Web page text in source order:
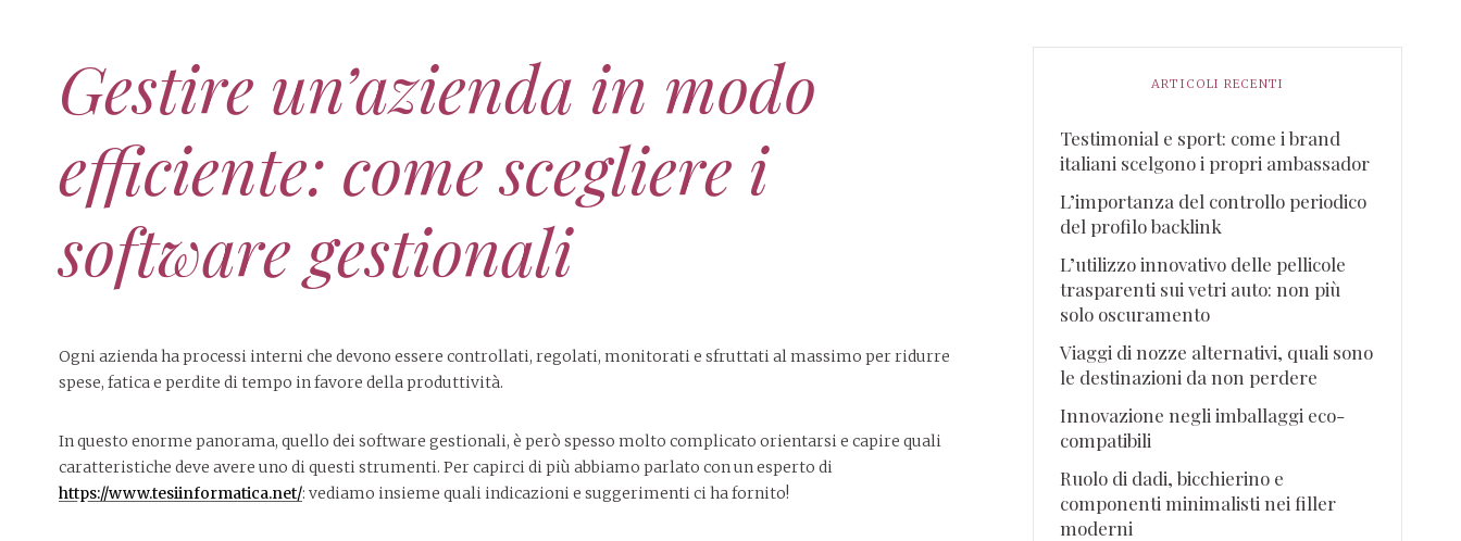
Gestire un’azienda in modo
efficiente: come scegliere i
software gestionali
Ogni azienda ha processi interni che devono essere controllati, regolati, monitorati e sfruttati al massimo per ridurre
spese, fatica e perdite di tempo in favore della produttività.
In questo enorme panorama, quello dei software gestionali, è però spesso molto complicato orientarsi e capire quali
caratteristiche deve avere uno di questi strumenti. Per capirci di più abbiamo parlato con un esperto di
https://www.tesiinformatica.net/: vediamo insieme quali indicazioni e suggerimenti ci ha fornito!
ARTICOLI RECENTI
Testimonial e sport: come i brand
italiani scelgono i propri ambassador
L’importanza del controllo periodico
del profilo backlink
L’utilizzo innovativo delle pellicole
trasparenti sui vetri auto: non più
solo oscuramento
Viaggi di nozze alternativi, quali sono
le destinazioni da non perdere
Innovazione negli imballaggi eco-
compatibili
Ruolo di dadi, bicchierino e
componenti minimalisti nei filler
moderni